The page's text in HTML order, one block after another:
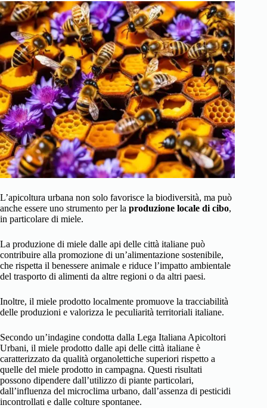
L’apicoltura urbana non solo favorisce la biodiversità, ma può
anche essere uno strumento per la produzione locale di cibo,
in particolare di miele.
La produzione di miele dalle api delle città italiane può
contribuire alla promozione di un’alimentazione sostenibile,
che rispetta il benessere animale e riduce l’impatto ambientale
del trasporto di alimenti da altre regioni o da altri paesi.
Inoltre, il miele prodotto localmente promuove la tracciabilità
delle produzioni e valorizza le peculiarità territoriali italiane.
Secondo un’indagine condotta dalla Lega Italiana Apicoltori
Urbani, il miele prodotto dalle api delle città italiane è
caratterizzato da qualità organolettiche superiori rispetto a
quelle del miele prodotto in campagna. Questi risultati
possono dipendere dall’utilizzo di piante particolari,
dall’influenza del microclima urbano, dall’assenza di pesticidi
incontrollati e dalle colture spontanee.